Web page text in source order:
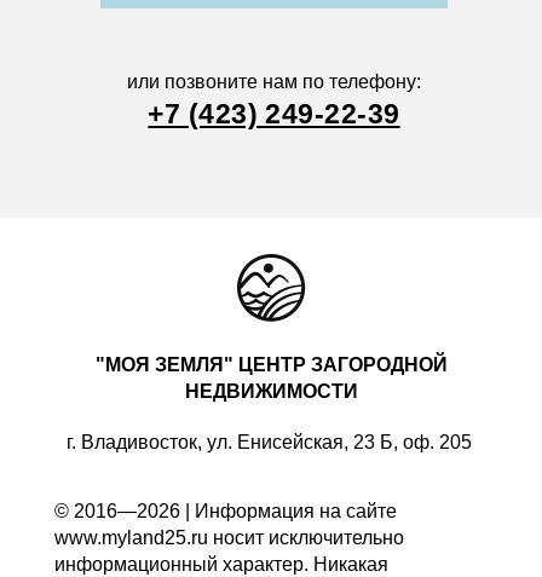
или позвоните нам по телефону:
+7 (423) 249-22-39
"МОЯ ЗЕМЛЯ" ЦЕНТР ЗАГОРОДНОЙ
НЕДВИЖИМОСТИ
г. Владивосток, ул. Енисейская, 23 Б, оф. 205
© 2016—2026 | Информация на сайте
www.myland25.ru носит исключительно
информационный характер. Никакая